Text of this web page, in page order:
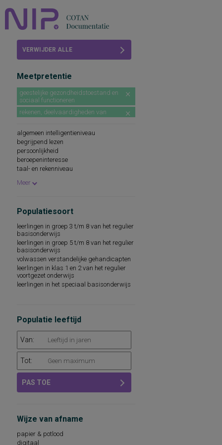
Abonneren
VERWIJDER ALLE
Meetpretentie
geestelijke gezondheidstoestand en
sociaal functioneren
rekenen, deelvaardigheden van
algemeen intelligentieniveau
begrijpend lezen
persoonlijkheid
beroepeninteresse
taal- en rekenniveau
spellingsvaardigheid
persoonlijkheidseigenschappen
woordenschat
sociaal-emotioneel functioneren
technische leesvaardigheid
leesvaardigheid
persoonlijkheidsaspecten, aan de
werksituatie gerelateerd
psychopathologie
rekenvaardigheid
algemeen capaciteitenniveau
taal, rekenen-wiskunde en
wereldoriëntatie
begrijpend lezen en leesattitude
dyslexie
intellectuele capaciteiten, intelligentie
kwaliteit van leven
sociaal-emotioneel functioneren op school
sociale vaardigheden
taalbegrip
taalontwikkeling
Meer
Populatiesoort
leerlingen in groep 3 t/m 8 van het regulier
basisonderwijs
leerlingen in groep 5 t/m 8 van het regulier
basisonderwijs
volwassen verstandelijke gehandicapten
leerlingen in klas 1 en 2 van het regulier
voortgezet onderwijs
leerlingen in het speciaal basisonderwijs
Populatie leeftijd
Van:
Tot:
PAS TOE
Wijze van afname
papier & potlood
digitaal